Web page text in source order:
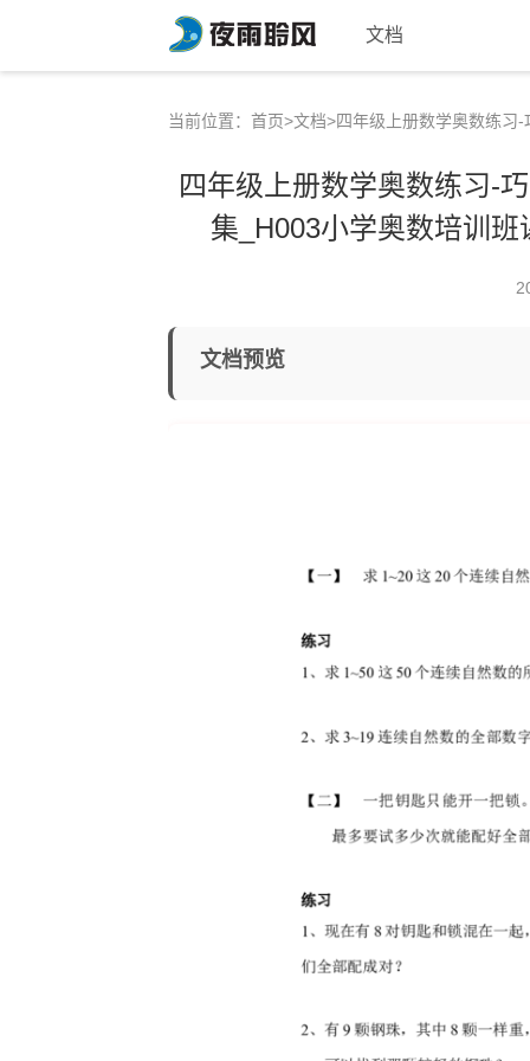
文档
当前位置： 首页>文档>四年级上册数学奥数练习
四年级上册数学奥数练习-
集_H003小学奥数培训
文档预览